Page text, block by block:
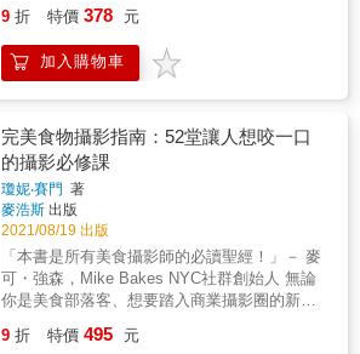
師想要的？ 如何引導模特做出更自然的動作？
受限於場地和服裝嗎？ 乍看像失誤的動作反而
更可愛喔！ 也可以不那麼縝密規劃， 順其自然
就好。 打造獨樹一格的清爽系可愛女孩！ ｜以
攝影技巧強調出動作｜ 利用拍攝的角度、聚焦
方式和景深等你所知道的構圖技巧， 去駕馭模
特的動作， 發揮1+1大於2的效果。 也有在陰
暗處的閃光燈使用技巧教學， 讓畫面更加有故
事性。 ｜讓動作看來可愛的靈感集｜ 從攝影技
巧再回歸到模特身上， 如何和模特互動？ 如果
沒哏，要怎麼製造效果？ ★攝影師愛用機材介
紹 每位攝影師都有不同的攝影風格， 如何選擇
適合自己的機材也是一門學問， 將幾位攝影老
師的愛用的設備排開， 連同型號及簡單說明，
讓你一目了然。 &
經讓許多人打退堂鼓，不得其門而入的商品攝
選用、景深的控制等各式抽象的概念，全都用
最簡單易懂的「圖例」、「實拍照」與「重點
提示」來一一示範，讓每一位讀者都可以迅速
己的攝影功力。 此外，其中一個商攝案例，更
是直接用「手機」iPhone XS來全程拍攝，讓大
家信服與理解只要融會貫通書中所傳授的商品
攝影職人know-how，那怕手中只有一支智慧型
手機，一樣可以拍出清晰美麗又專業的照片。
【激盪出更多創意發想，以期在不斷變化的時
代保持競爭力】 作者對於商品攝影，有著不同
於以往的觀點與態度。在這次的書籍企劃當
拍範例，來解說每一次拍攝所想要表現的構思
單幽默一看就懂！ 讓你用最快的方式學會打閃
燈 其實閃燈沒有你像中的難！ 《Oh！原來閃
燈是這樣打的》原本只是攝影師達斯汀．迪亞
吸引了數以萬計的追隨者。他利用書本排版的
特性，讓左邊是成品照片，右邊則是圖解範
例，透過這裡面的五十張攝影作品與佈光設定
的資訊，你將可學到閃燈攝影的基礎與進階知
識，包括最基本的單燈攝影，到使用五支閃燈
搭配各種色片、燈夾、反光傘、柔光罩和蜂巢
所變化出來的照片，一應俱全。 此外，他還告
訴你如何從最基本開始，一步步找到屬於自己
的閃燈組合，並清楚說明「反平方定律」這個
非常重要，卻經常被誤解的攝影原理。拿起這
9 折 特價 378 元
加入購物車
完美食物攝影指南：52堂讓人想咬一口
的攝影必修課
瓊妮‧賽門 著
麥浩斯 出版
2021/08/19 出版
「本書是所有美食攝影師的必讀聖經！」－ 麥
可・強森，Mike Bakes NYC社群創始人 無論
你是美食部落客、想要踏入商業攝影圈的新
論使用手機還是單眼相機，都能輕鬆拍出可口
9 折 特價 495 元